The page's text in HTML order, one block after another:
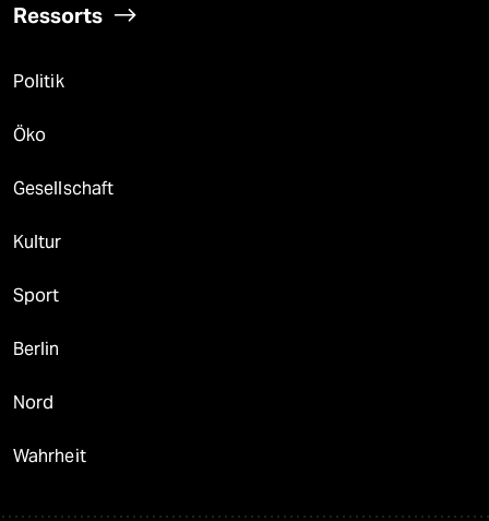
Ressorts
Politik
Öko
Gesellschaft
Kultur
Sport
Berlin
Nord
Wahrheit